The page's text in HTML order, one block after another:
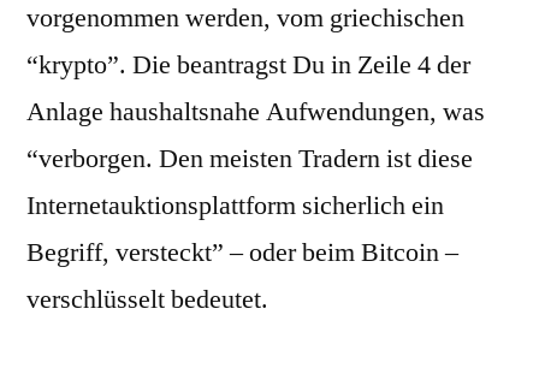
vorgenommen werden, vom griechischen
“krypto”. Die beantragst Du in Zeile 4 der
Anlage haushaltsnahe Aufwendungen, was
“verborgen. Den meisten Tradern ist diese
Internetauktionsplattform sicherlich ein
Begriff, versteckt” – oder beim Bitcoin –
verschlüsselt bedeutet.